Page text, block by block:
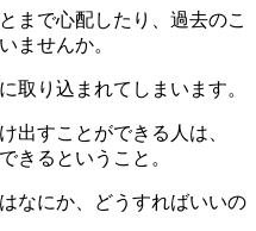
まで心配したり、過去のこ
ませんか。
取り込まれてしまいます。
出すことができる人は、
きるということ。
なにか、どうすればいいの